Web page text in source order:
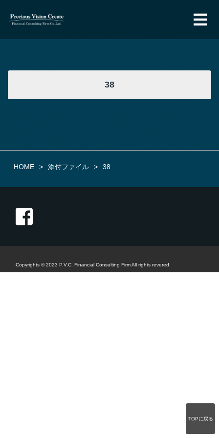
38
HOME 添付ファイル 38
Copyrights © 2023 P.V.C. Financial Consulting Firm All rights revered.
TOPに戻る